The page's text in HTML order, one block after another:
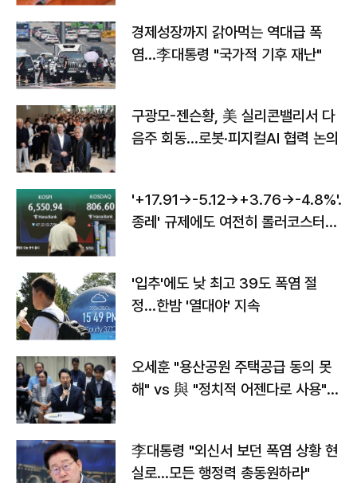
경제성장까지 갉아먹는 역대급 폭
염…李대통령 "국가적 기후 재난"
구광모-젠슨황, 美 실리콘밸리서 다
음주 회동…로봇·피지컬AI 협력 논의
'+17.91→-5.12→+3.76→-4.8%'…'
종레' 규제에도 여전히 롤러코스터
'입추'에도 낮 최고 39도 폭염 절
정…한밤 '열대야' 지속
오세훈 "용산공원 주택공급 동의 못
해" vs 與 "정치적 어젠다로 사용"
李대통령 "외신서 보던 폭염 상황 현
실로…모든 행정력 총동원하라"